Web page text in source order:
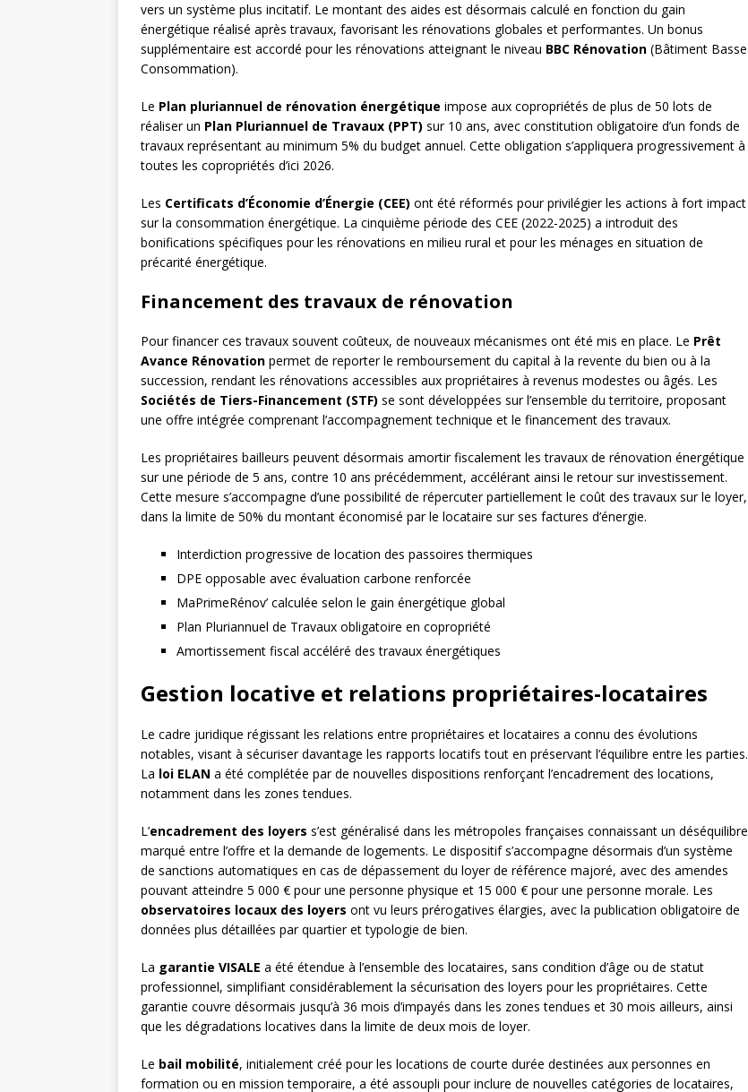
vers un système plus incitatif. Le montant des aides est désormais calculé en fonction du gain
énergétique réalisé après travaux, favorisant les rénovations globales et performantes. Un bonus
supplémentaire est accordé pour les rénovations atteignant le niveau BBC Rénovation (Bâtiment Basse
Consommation).
Le Plan pluriannuel de rénovation énergétique impose aux copropriétés de plus de 50 lots de
réaliser un Plan Pluriannuel de Travaux (PPT) sur 10 ans, avec constitution obligatoire d’un fonds de
travaux représentant au minimum 5% du budget annuel. Cette obligation s’appliquera progressivement à
toutes les copropriétés d’ici 2026.
Les Certificats d’Économie d’Énergie (CEE) ont été réformés pour privilégier les actions à fort impact
sur la consommation énergétique. La cinquième période des CEE (2022-2025) a introduit des
bonifications spécifiques pour les rénovations en milieu rural et pour les ménages en situation de
précarité énergétique.
Financement des travaux de rénovation
Pour financer ces travaux souvent coûteux, de nouveaux mécanismes ont été mis en place. Le Prêt
Avance Rénovation permet de reporter le remboursement du capital à la revente du bien ou à la
succession, rendant les rénovations accessibles aux propriétaires à revenus modestes ou âgés. Les
Sociétés de Tiers-Financement (STF) se sont développées sur l’ensemble du territoire, proposant
une offre intégrée comprenant l’accompagnement technique et le financement des travaux.
Les propriétaires bailleurs peuvent désormais amortir fiscalement les travaux de rénovation énergétique
sur une période de 5 ans, contre 10 ans précédemment, accélérant ainsi le retour sur investissement.
Cette mesure s’accompagne d’une possibilité de répercuter partiellement le coût des travaux sur le loyer,
dans la limite de 50% du montant économisé par le locataire sur ses factures d’énergie.
Interdiction progressive de location des passoires thermiques
DPE opposable avec évaluation carbone renforcée
MaPrimeRénov’ calculée selon le gain énergétique global
Plan Pluriannuel de Travaux obligatoire en copropriété
Amortissement fiscal accéléré des travaux énergétiques
Gestion locative et relations propriétaires-locataires
Le cadre juridique régissant les relations entre propriétaires et locataires a connu des évolutions
notables, visant à sécuriser davantage les rapports locatifs tout en préservant l’équilibre entre les parties.
La loi ELAN a été complétée par de nouvelles dispositions renforçant l’encadrement des locations,
notamment dans les zones tendues.
L’encadrement des loyers s’est généralisé dans les métropoles françaises connaissant un déséquilibre
marqué entre l’offre et la demande de logements. Le dispositif s’accompagne désormais d’un système
de sanctions automatiques en cas de dépassement du loyer de référence majoré, avec des amendes
pouvant atteindre 5 000 € pour une personne physique et 15 000 € pour une personne morale. Les
observatoires locaux des loyers ont vu leurs prérogatives élargies, avec la publication obligatoire de
données plus détaillées par quartier et typologie de bien.
La garantie VISALE a été étendue à l’ensemble des locataires, sans condition d’âge ou de statut
professionnel, simplifiant considérablement la sécurisation des loyers pour les propriétaires. Cette
garantie couvre désormais jusqu’à 36 mois d’impayés dans les zones tendues et 30 mois ailleurs, ainsi
que les dégradations locatives dans la limite de deux mois de loyer.
Le bail mobilité, initialement créé pour les locations de courte durée destinées aux personnes en
formation ou en mission temporaire, a été assoupli pour inclure de nouvelles catégories de locataires,